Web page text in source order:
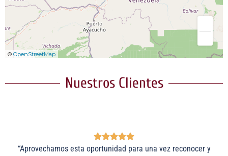
© OpenStreetMap
Nuestros Clientes
“Aprovechamos esta oportunidad para una vez reconocer y